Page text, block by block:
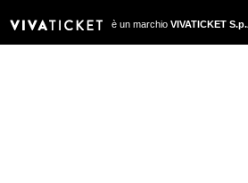
è un marchio VIVATICKET